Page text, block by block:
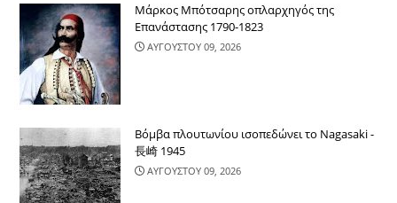
Μάρκος Μπότσαρης οπλαρχηγός της
Επανάστασης 1790-1823
ΑΥΓΟΥΣΤΟΥ 09, 2026
Βόμβα πλουτωνίου ισοπεδώνει το Nagasaki -
長崎 1945
ΑΥΓΟΥΣΤΟΥ 09, 2026